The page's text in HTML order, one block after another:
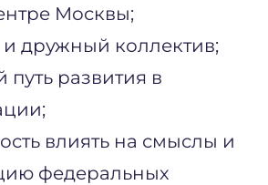
Москвы;
дружный коллектив;
путь развития в
влиять на смыслы и
федеральных